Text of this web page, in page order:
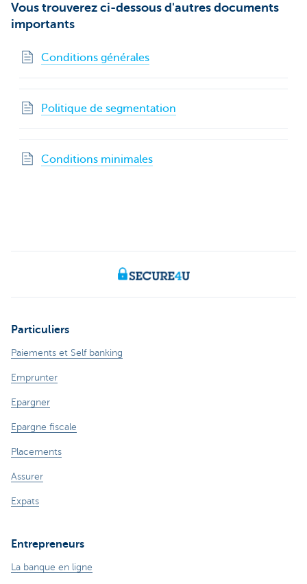
Vous trouverez ci-dessous d'autres documents
importants
Conditions générales
Politique de segmentation
Conditions minimales
Particuliers
Paiements et Self banking
Emprunter
Epargner
Epargne fiscale
Placements
Assurer
Expats
Entrepreneurs
La banque en ligne